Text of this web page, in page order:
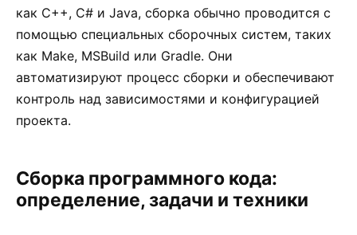
как C++, C# и Java, сборка обычно проводится с
помощью специальных сборочных систем, таких
как Make, MSBuild или Gradle. Они
автоматизируют процесс сборки и обеспечивают
контроль над зависимостями и конфигурацией
проекта.
Сборка программного кода:
определение, задачи и техники